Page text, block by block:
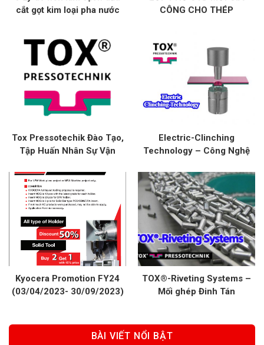
cắt gọt kim loại pha nước
CÔNG CHO THÉP
Tox Pressotechik Đào Tạo,
Tập Huấn Nhân Sự Vận
Xy Lanh Tại Nhà Máy
Electric-Clinching
Technology – Công Nghệ
Ngành Điện, Điện Tử
Kyocera Promotion FY24
(03/04/2023- 30/09/2023)
TOX®-Riveting Systems –
Mối ghép Đinh Tán
BÀI VIẾT NỔI BẬT